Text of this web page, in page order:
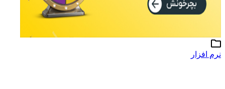
نرم افزار